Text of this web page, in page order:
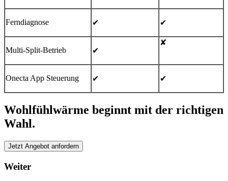
Ferndiagnose ✔ ✔
Multi-Split-Betrieb ✔
✘
Onecta App Steuerung ✔ ✔
Wohlfühlwärme beginnt mit der richtigen
Wahl.
Jetzt Angebot anfordern
Weiter